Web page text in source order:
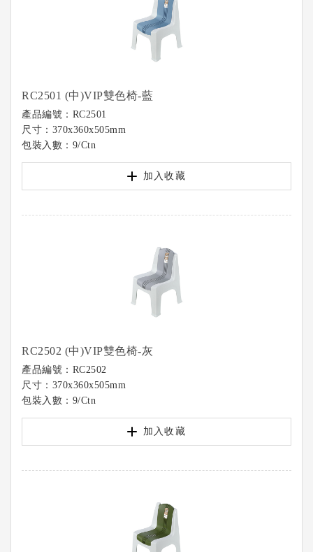
RC2501 (中)VIP雙色椅-藍
產品編號：RC2501
尺寸：370x360x505mm
包裝入數：9/Ctn
加入收藏
RC2502 (中)VIP雙色椅-灰
產品編號：RC2502
尺寸：370x360x505mm
包裝入數：9/Ctn
加入收藏